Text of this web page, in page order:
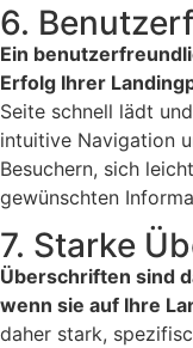
6.
Ein
Erfolg Ihrer
Seite schnell lädt
intuitive Navigation
Besuchern, sich
gewünschten
7. Starke
Überschriften sind
wenn sie auf Ihre
daher stark,